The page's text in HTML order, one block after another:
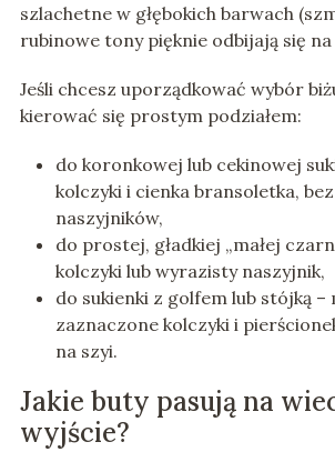
szlachetne w głębokich barwach
rubinowe tony pięknie odbijają się
Jeśli chcesz uporządkować wybór
kierować się prostym podziałem:
do koronkowej lub cekinowej
kolczyki i cienka bransoletka,
naszyjników,
do prostej, gładkiej „małej
kolczyki lub wyrazisty naszyjnik,
do sukienki z golfem lub stójką –
zaznaczone kolczyki i
na szyi.
Jakie buty pasują na
wyjście?